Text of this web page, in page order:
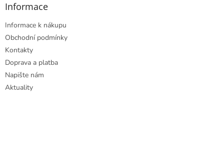
Informace
Informace k nákupu
Obchodní podmínky
Kontakty
Doprava a platba
Napište nám
Aktuality